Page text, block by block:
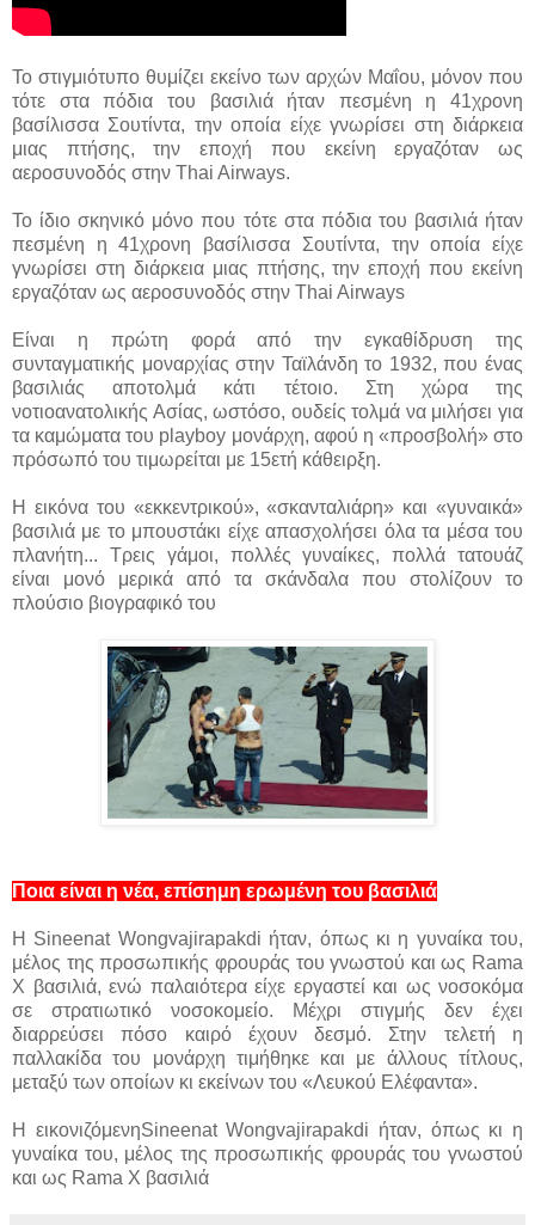
Το στιγμιότυπο θυμίζει εκείνο των αρχών Μαΐου, μόνον που
τότε στα πόδια του βασιλιά ήταν πεσμένη η 41χρονη
βασίλισσα Σουτίντα, την οποία είχε γνωρίσει στη διάρκεια
μιας πτήσης, την εποχή που εκείνη εργαζόταν ως
αεροσυνοδός στην Thai Airways.
Το ίδιο σκηνικό μόνο που τότε στα πόδια του βασιλιά ήταν
πεσμένη η 41χρονη βασίλισσα Σουτίντα, την οποία είχε
γνωρίσει στη διάρκεια μιας πτήσης, την εποχή που εκείνη
εργαζόταν ως αεροσυνοδός στην Thai Airways
Είναι η πρώτη φορά από την εγκαθίδρυση της
συνταγματικής μοναρχίας στην Ταϊλάνδη το 1932, που ένας
βασιλιάς αποτολμά κάτι τέτοιο. Στη χώρα της
νοτιοανατολικής Ασίας, ωστόσο, ουδείς τολμά να μιλήσει για
τα καμώματα του playboy μονάρχη, αφού η «προσβολή» στο
πρόσωπό του τιμωρείται με 15ετή κάθειρξη.
Η εικόνα του «εκκεντρικού», «σκανταλιάρη» και «γυναικά»
βασιλιά με το μπουστάκι είχε απασχολήσει όλα τα μέσα του
πλανήτη... Τρεις γάμοι, πολλές γυναίκες, πολλά τατουάζ
είναι μονό μερικά από τα σκάνδαλα που στολίζουν το
πλούσιο βιογραφικό του
Ποια είναι η νέα, επίσημη ερωμένη του βασιλιά
Η Sineenat Wongvajirapakdi ήταν, όπως κι η γυναίκα του,
μέλος της προσωπικής φρουράς του γνωστού και ως Rama
X βασιλιά, ενώ παλαιότερα είχε εργαστεί και ως νοσοκόμα
σε στρατιωτικό νοσοκομείο. Μέχρι στιγμής δεν έχει
διαρρεύσει πόσο καιρό έχουν δεσμό. Στην τελετή η
παλλακίδα του μονάρχη τιμήθηκε και με άλλους τίτλους,
μεταξύ των οποίων κι εκείνων του «Λευκού Ελέφαντα».
Η εικονιζόμενηSineenat Wongvajirapakdi ήταν, όπως κι η
γυναίκα του, μέλος της προσωπικής φρουράς του γνωστού
και ως Rama X βασιλιά